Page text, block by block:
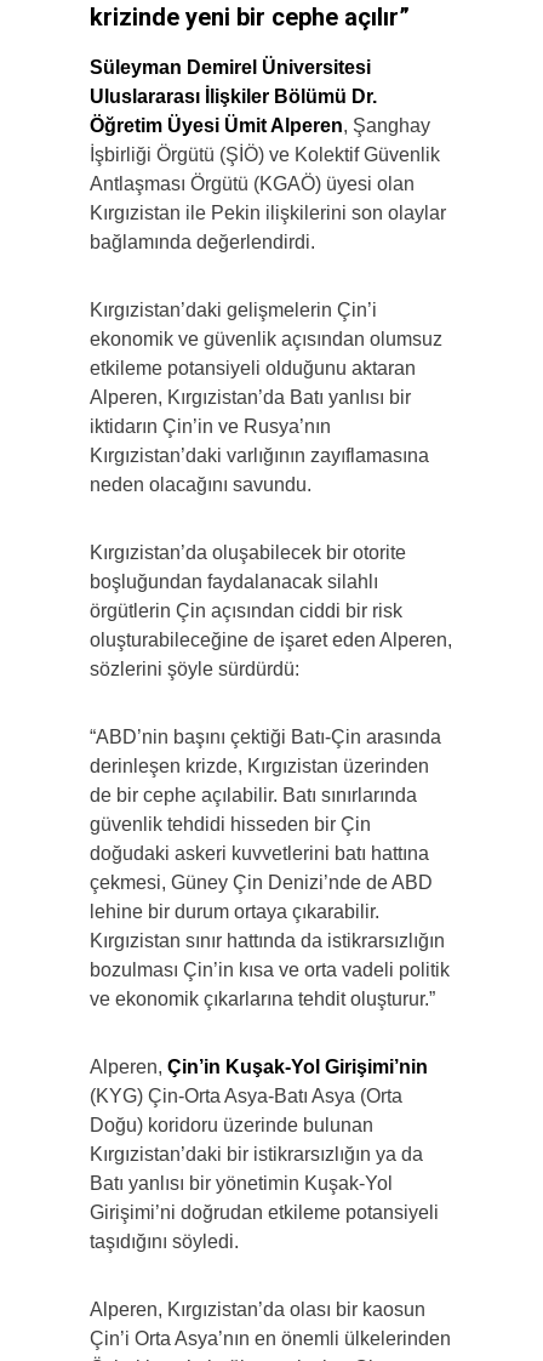
krizinde yeni bir cephe açılır”
Süleyman Demirel Üniversitesi
Uluslararası İlişkiler Bölümü Dr.
Öğretim Üyesi Ümit Alperen, Şanghay
İşbirliği Örgütü (ŞİÖ) ve Kolektif Güvenlik
Antlaşması Örgütü (KGAÖ) üyesi olan
Kırgızistan ile Pekin ilişkilerini son olaylar
bağlamında değerlendirdi.
Kırgızistan’daki gelişmelerin Çin’i
ekonomik ve güvenlik açısından olumsuz
etkileme potansiyeli olduğunu aktaran
Alperen, Kırgızistan’da Batı yanlısı bir
iktidarın Çin’in ve Rusya’nın
Kırgızistan’daki varlığının zayıflamasına
neden olacağını savundu.
Kırgızistan’da oluşabilecek bir otorite
boşluğundan faydalanacak silahlı
örgütlerin Çin açısından ciddi bir risk
oluşturabileceğine de işaret eden Alperen,
sözlerini şöyle sürdürdü:
“ABD’nin başını çektiği Batı-Çin arasında
derinleşen krizde, Kırgızistan üzerinden
de bir cephe açılabilir. Batı sınırlarında
güvenlik tehdidi hisseden bir Çin
doğudaki askeri kuvvetlerini batı hattına
çekmesi, Güney Çin Denizi’nde de ABD
lehine bir durum ortaya çıkarabilir.
Kırgızistan sınır hattında da istikrarsızlığın
bozulması Çin’in kısa ve orta vadeli politik
ve ekonomik çıkarlarına tehdit oluşturur.”
Alperen, Çin’in Kuşak-Yol Girişimi’nin
(KYG) Çin-Orta Asya-Batı Asya (Orta
Doğu) koridoru üzerinde bulunan
Kırgızistan’daki bir istikrarsızlığın ya da
Batı yanlısı bir yönetimin Kuşak-Yol
Girişimi’ni doğrudan etkileme potansiyeli
taşıdığını söyledi.
Alperen, Kırgızistan’da olası bir kaosun
Çin’i Orta Asya’nın en önemli ülkelerinden